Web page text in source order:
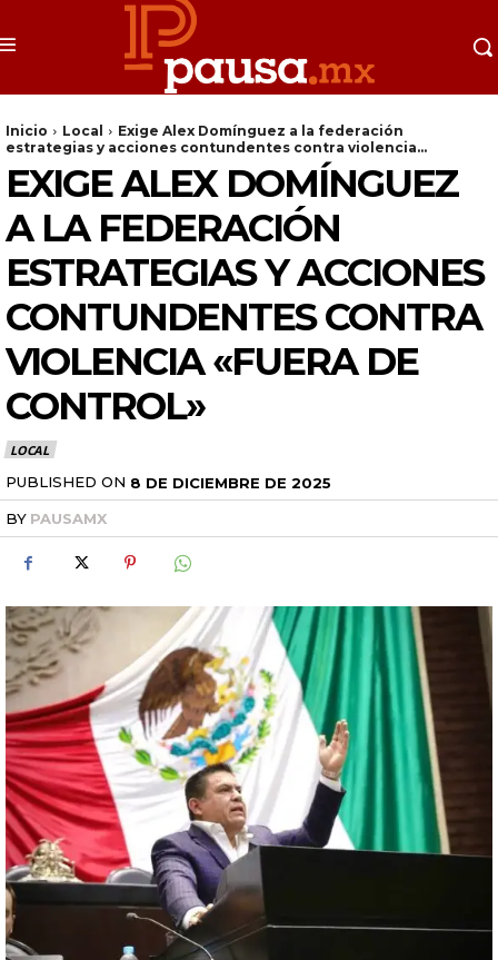
Inicio Local
Exige Alex Domínguez a la federación
estrategias y acciones contundentes contra violencia...
EXIGE ALEX DOMÍNGUEZ
A LA FEDERACIÓN
ESTRATEGIAS Y ACCIONES
CONTUNDENTES CONTRA
VIOLENCIA «FUERA DE
CONTROL»
LOCAL
PUBLISHED ON 8 DE DICIEMBRE DE 2025
BY PAUSAMX